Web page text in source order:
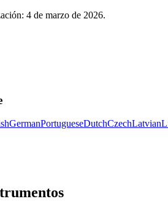
4 de marzo de 2026.
GermanPortugueseDutchCzechLatvian